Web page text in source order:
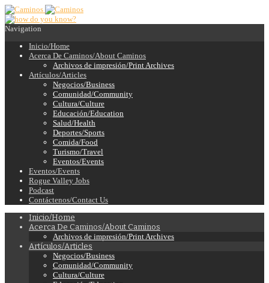
Navigation
Inicio/Home
Acerca De Caminos/About Caminos
Archivos de impresión/Print Archives
Artículos/Articles
Negocios/Business
Comunidad/Community
Cultura/Culture
Educación/Education
Salud/Health
Deportes/Sports
Comida/Food
Turismo/Travel
Eventos/Events
Eventos/Events
Rogue Valley Jobs
Podcast
Contáctenos/Contact Us
Inicio/Home
Acerca De Caminos/About Caminos
Archivos de impresión/Print Archives
Artículos/Articles
Negocios/Business
Comunidad/Community
Cultura/Culture